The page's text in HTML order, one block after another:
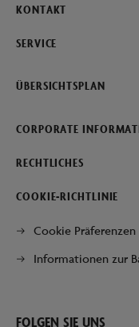
KONTAKT
SERVICE
ÜBERSICHTSPLAN
CORPORATE
RECHTLICHES
COOKIE-RICHTLINIE
Cookie Präferenzen
Informationen zur
FOLGEN SIE UNS